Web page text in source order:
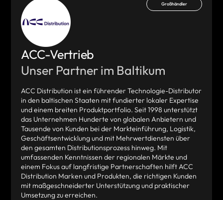
Großhändler
ACC-Vertrieb
Unser Partner im Baltikum
ACC Distribution ist ein führender Technologie-Distributor
in den baltischen Staaten mit fundierter lokaler Expertise
und einem breiten Produktportfolio. Seit 1998 unterstützt
das Unternehmen Hunderte von globalen Anbietern und
Tausende von Kunden bei der Markteinführung, Logistik,
Geschäftsentwicklung und mit Mehrwertdiensten über
den gesamten Distributionsprozess hinweg. Mit
umfassenden Kenntnissen der regionalen Märkte und
einem Fokus auf langfristige Partnerschaften hilft ACC
Distribution Marken und Produkten, die richtigen Kunden
mit maßgeschneiderter Unterstützung und praktischer
Umsetzung zu erreichen.